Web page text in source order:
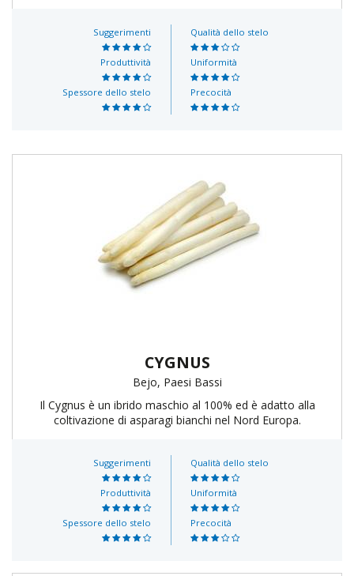
Suggerimenti
Produttività
Spessore dello stelo
Qualità dello stelo
Uniformità
Precocità
CYGNUS
Bejo, Paesi Bassi
Il Cygnus è un ibrido maschio al 100% ed è adatto alla
coltivazione di asparagi bianchi nel Nord Europa.
Suggerimenti
Produttività
Spessore dello stelo
Qualità dello stelo
Uniformità
Precocità